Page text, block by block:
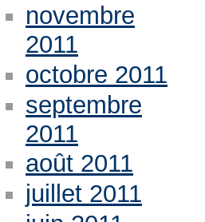
novembre
2011
octobre 2011
septembre
2011
août 2011
juillet 2011